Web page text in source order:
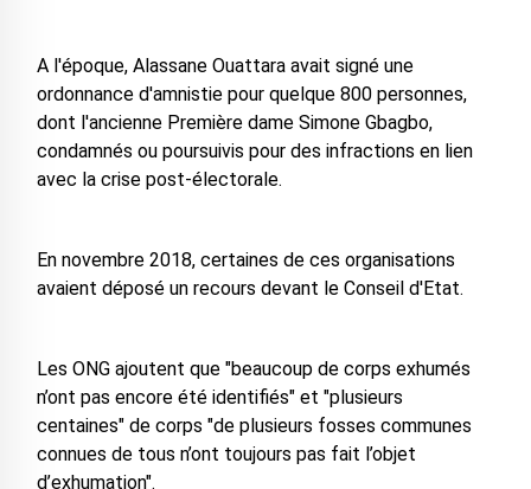
A l'époque, Alassane Ouattara avait signé une
ordonnance d'amnistie pour quelque 800 personnes,
dont l'ancienne Première dame Simone Gbagbo,
condamnés ou poursuivis pour des infractions en lien
avec la crise post-électorale.
En novembre 2018, certaines de ces organisations
avaient déposé un recours devant le Conseil d'Etat.
Les ONG ajoutent que "beaucoup de corps exhumés
n’ont pas encore été identifiés" et "plusieurs
centaines" de corps "de plusieurs fosses communes
connues de tous n’ont toujours pas fait l’objet
d’exhumation".